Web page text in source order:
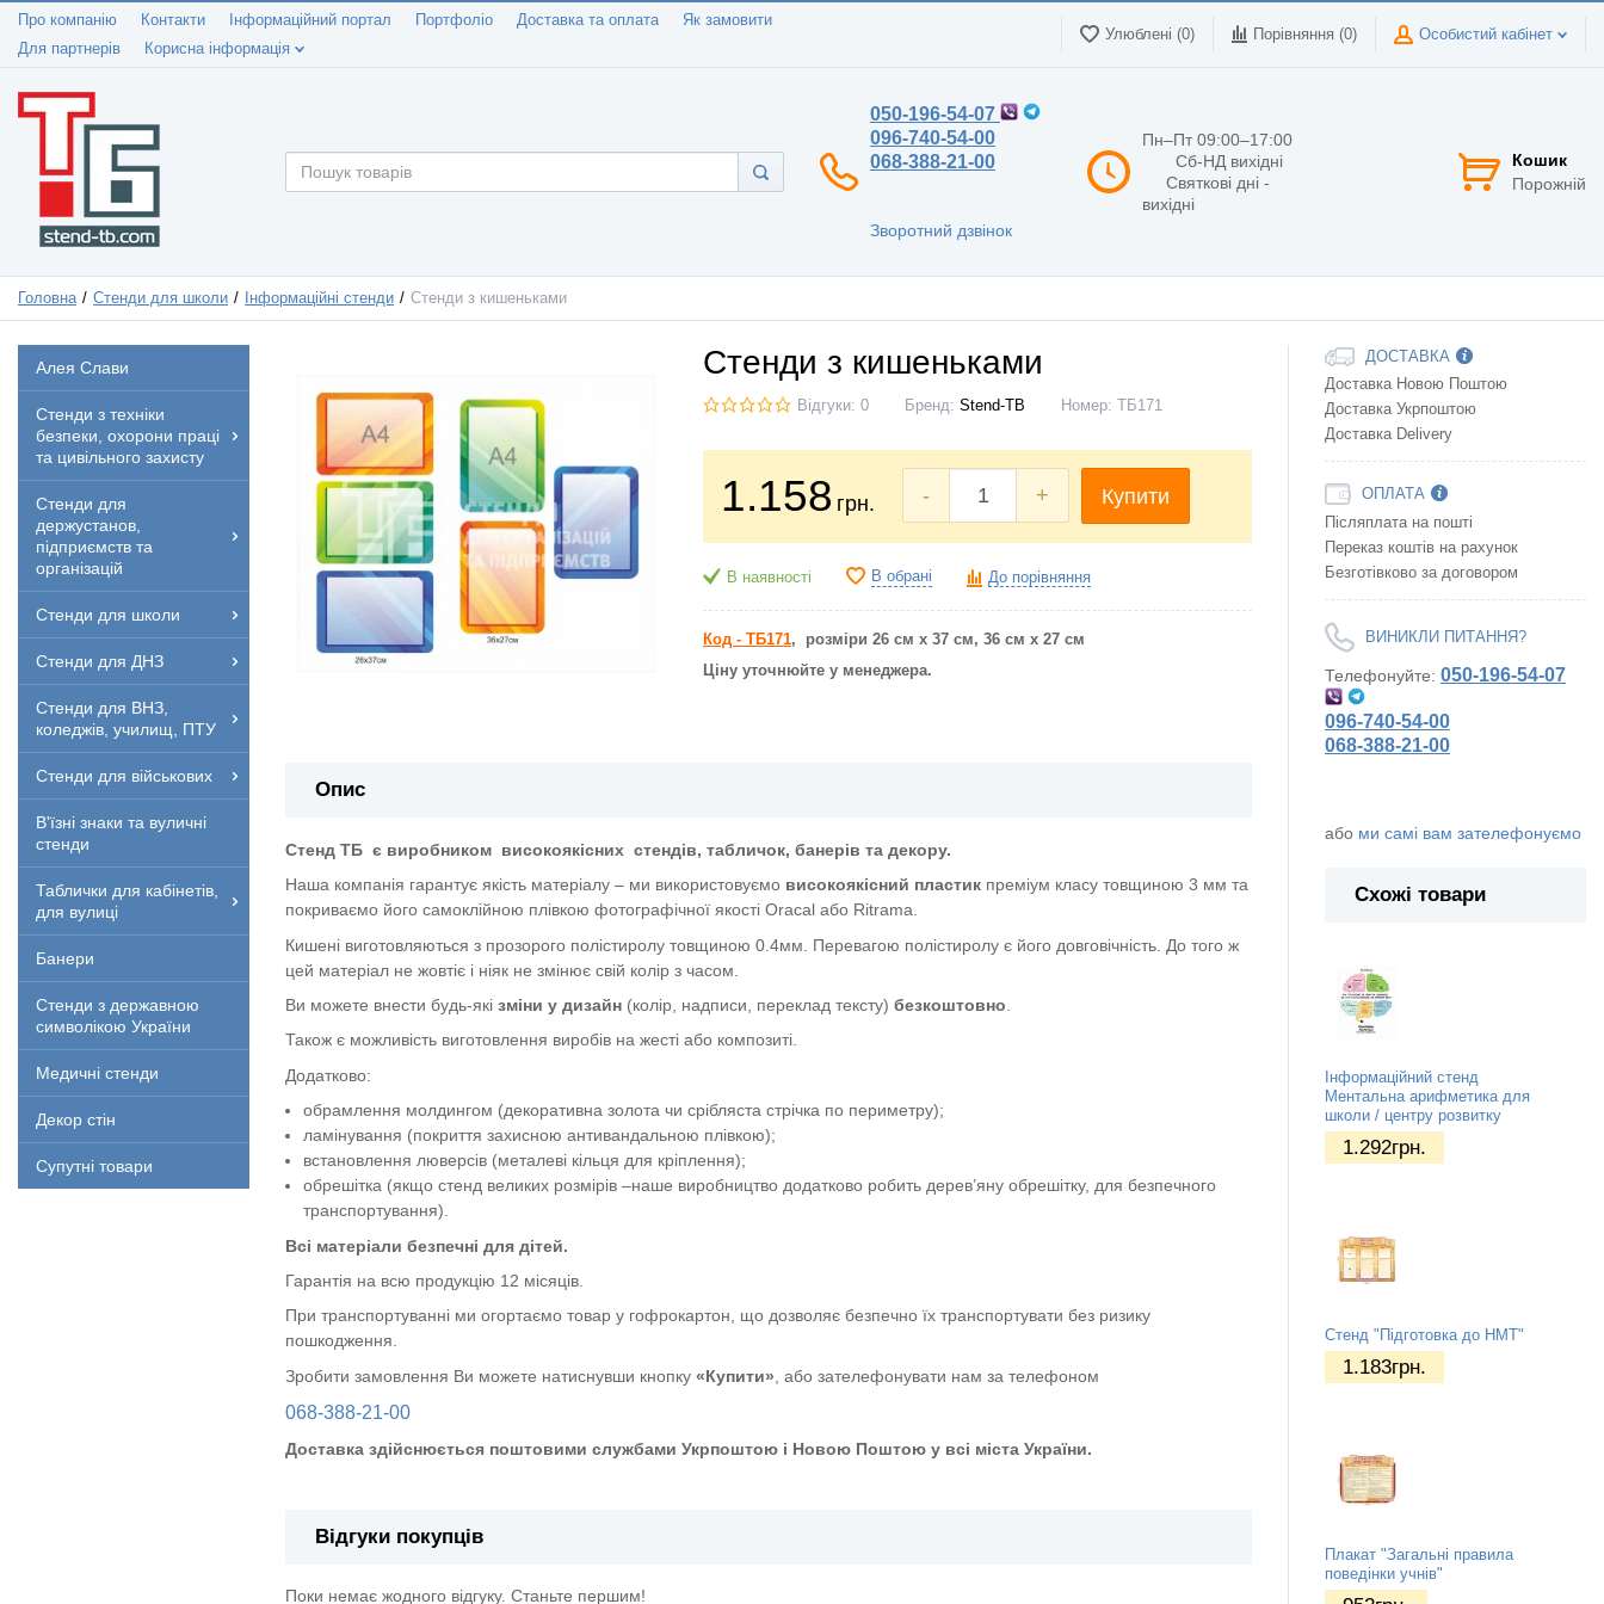
Про компанію Контакти Інформаційний портал Портфоліо Доставка та оплата
Як замовити
Для партнерів
Корисна інформація
Улюблені (0) Порівняння (0) Особистий кабінет
050-196-54-07
096-740-54-00
068-388-21-00
Зворотний дзвінок
Пн–Пт 09:00–17:00
Сб-НД вихідні
Святкові дні -
вихідні
Кошик
Порожній
Головна Стенди для школи Інформаційні стенди Стенди з кишеньками
Алея Слави
Стенди з техніки
безпеки, охорони праці
та цивільного захисту
Стенди для
держустанов,
підприємств та
організацій
Стенди для школи
Стенди для ДНЗ
Стенди для ВНЗ,
коледжів, училищ, ПТУ
Стенди для військових
В'їзні знаки та вуличні
стенди
Таблички для кабінетів,
для вулиці
Банери
Стенди з державною
символікою України
Медичні стенди
Декор стін
Супутні товари
Стенди з кишеньками
Відгуки: 0 Бренд: Stend-TB Номер: ТБ171
1.158 грн. - + Купити
В наявності В обрані До порівняння
Код - ТБ171, розміри 26 см х 37 см, 36 см х 27 см
Ціну уточнюйте у менеджера.
Опис
Стенд ТБ є виробником високоякісних стендів, табличок, банерів та декору.
Наша компанія гарантує якість матеріалу – ми використовуємо високоякісний пластик преміум класу товщиною 3 мм та
покриваємо його самоклійною плівкою фотографічної якості Oracal або Ritrama.
Кишені виготовляються з прозорого полістиролу товщиною 0.4мм. Перевагою полістиролу є його довговічність. До того ж
цей матеріал не жовтіє і ніяк не змінює свій колір з часом.
Ви можете внести будь-які зміни у дизайн (колір, надписи, переклад тексту) безкоштовно
Також є можливість виготовлення виробів на жесті або композиті.
Додатково:
обрамлення молдингом (декоративна золота чи срібляста стрічка по периметру);
ламінування (покриття захисною антивандальною плівкою);
встановлення люверсів (металеві кільця для кріплення);
обрешітка (якщо стенд великих розмірів –наше виробництво додатково робить дерев’яну обрешітку, для безпечного
транспортування).
Всі матеріали безпечні для дітей.
Гарантія на всю продукцію 12 місяців.
При транспортуванні ми огортаємо товар у гофрокартон, що дозволяє безпечно їх транспортувати без ризику
пошкодження.
Зробити замовлення Ви можете натиснувши кнопку «Купити» , або зателефонувати нам за телефоном
068-388-21-00
Доставка здійснюється поштовими службами Укрпоштою і Новою Поштою у всі міста України.
Відгуки покупців
Поки немає жодного відгуку. Станьте першим!
ДОСТАВКА
Доставка Новою Поштою
Доставка Укрпоштою
Доставка Delivery
ОПЛАТА
Післяплата на пошті
Переказ коштів на рахунок
Безготівково за договором
ВИНИКЛИ ПИТАННЯ?
Телефонуйте: 050-196-54-07
096-740-54-00
068-388-21-00
або ми самі вам зателефонуємо
Схожі товари
Інформаційний стенд
Ментальна арифметика для
школи / центру розвитку
1.292грн.
Стенд "Підготовка до НМТ"
1.183грн.
Плакат "Загальні правила
поведінки учнів"